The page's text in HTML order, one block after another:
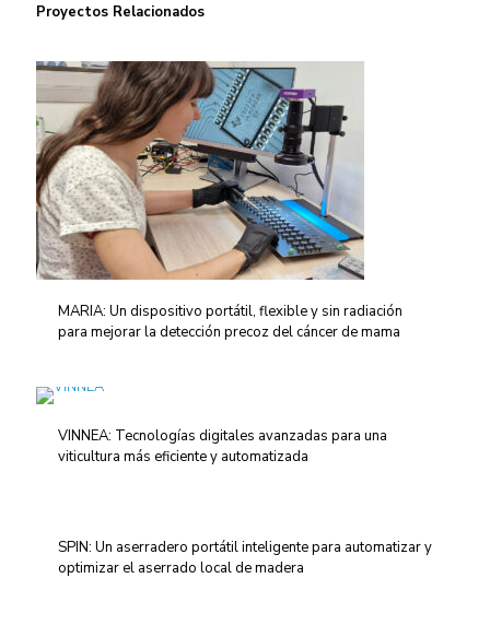
Proyectos Relacionados
MARIA: Un dispositivo portátil, flexible y sin radiación
para mejorar la detección precoz del cáncer de mama
VINNEA: Tecnologías digitales avanzadas para una
viticultura más eficiente y automatizada
SPIN: Un aserradero portátil inteligente para automatizar y
optimizar el aserrado local de madera